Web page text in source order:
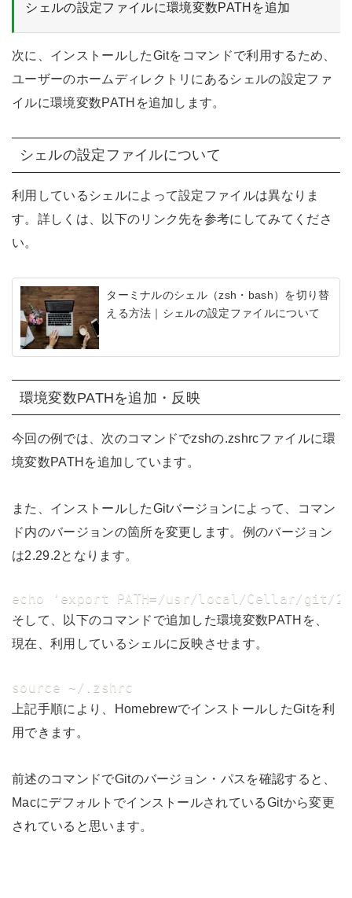
シェルの設定ファイルに環境変数PATHを追加
次に、インストールしたGitをコマンドで利用するため、
ユーザーのホームディレクトリにあるシェルの設定ファ
イルに環境変数PATHを追加します。
シェルの設定ファイルについて
利用しているシェルによって設定ファイルは異なりま
す。詳しくは、以下のリンク先を参考にしてみてくださ
い。
ターミナルのシェル（zsh・bash）を切り替
える方法｜シェルの設定ファイルについて
環境変数PATHを追加・反映
今回の例では、次のコマンドでzshの.zshrcファイルに環
境変数PATHを追加しています。
また、インストールしたGitバージョンによって、コマン
ド内のバージョンの箇所を変更します。例のバージョン
は2.29.2となります。
echo 'export PATH=/usr/local/Cellar/git/
そして、以下のコマンドで追加した環境変数PATHを、
現在、利用しているシェルに反映させます。
source ~/.zshrc
上記手順により、HomebrewでインストールしたGitを利
用できます。
前述のコマンドでGitのバージョン・パスを確認すると、
MacにデフォルトでインストールされているGitから変更
されていると思います。